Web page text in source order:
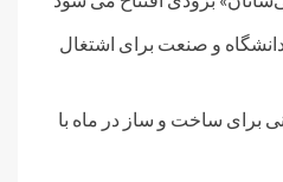
و صنعت برای اشتغال
برای ساخت و ساز در ماه با